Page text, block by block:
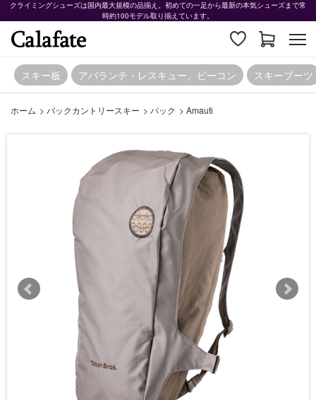
クライミングシューズは国内最大規模の品揃え。初めての一足から最新の本気シューズまで常
時約100モデル取り揃えています。
スキー板 アバランチ・レスキュー、ビーコン スキーブーツ
ホーム > バックカントリースキー > パック > Amauti